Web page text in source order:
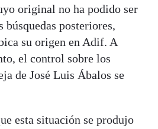
original no ha podido ser
búsquedas posteriores,
su origen en Adif. A
el control sobre los
de José Luis Ábalos se
esta situación se produjo